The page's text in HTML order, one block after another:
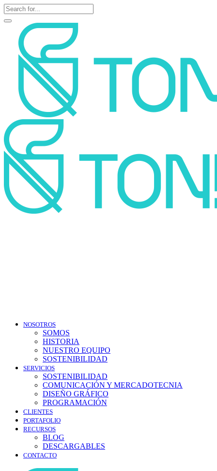
NOSOTROS
SOMOS
HISTORIA
NUESTRO EQUIPO
SOSTENIBILIDAD
SERVICIOS
SOSTENIBILIDAD
COMUNICACIÓN Y MERCADOTECNIA
DISEÑO GRÁFICO
PROGRAMACIÓN
CLIENTES
PORTAFOLIO
RECURSOS
BLOG
DESCARGABLES
CONTACTO